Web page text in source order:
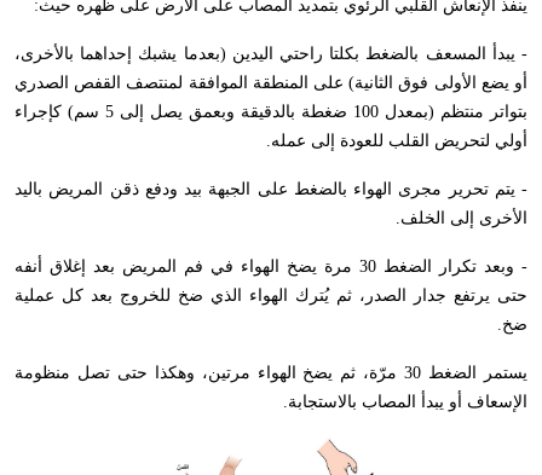
ينفذ الإنعاش القلبي الرئوي بتمديد المصاب على الأرض على ظهره حيث:
- يبدأ المسعف بالضغط بكلتا راحتي اليدين (بعدما يشبك إحداهما بالأخرى،
أو يضع الأولى فوق الثانية) على المنطقة الموافقة لمنتصف القفص الصدري
بتواتر منتظم (بمعدل 100 ضغطة بالدقيقة وبعمق يصل إلى 5 سم) كإجراء
أولي لتحريض القلب للعودة إلى عمله.
- يتم تحرير مجرى الهواء بالضغط على الجبهة بيد ودفع ذقن المريض باليد
الأخرى إلى الخلف.
- وبعد تكرار الضغط 30 مرة يضخ الهواء في فم المريض بعد إغلاق أنفه
حتى يرتفع جدار الصدر ، ثم يُترك الهواء الذي ضخ للخروج بعد كل عملية
ضخ.
يستمر الضغط 30 مرّة ، ثم يضخ الهواء مرتين، وهكذا حتى تصل منظومة
الإسعاف أو يبدأ المصاب بالاستجابة.